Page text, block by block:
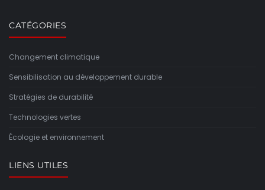
CATÉGORIES
Changement climatique
Sensibilisation au développement durable
Stratégies de durabilité
Technologies vertes
Écologie et environnement
LIENS UTILES